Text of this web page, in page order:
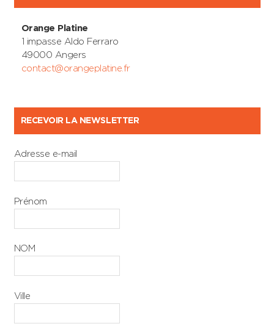
Orange Platine
1 impasse Aldo Ferraro
49000 Angers
contact@orangeplatine.fr
RECEVOIR LA NEWSLETTER
Adresse e-mail
Prénom
NOM
Ville